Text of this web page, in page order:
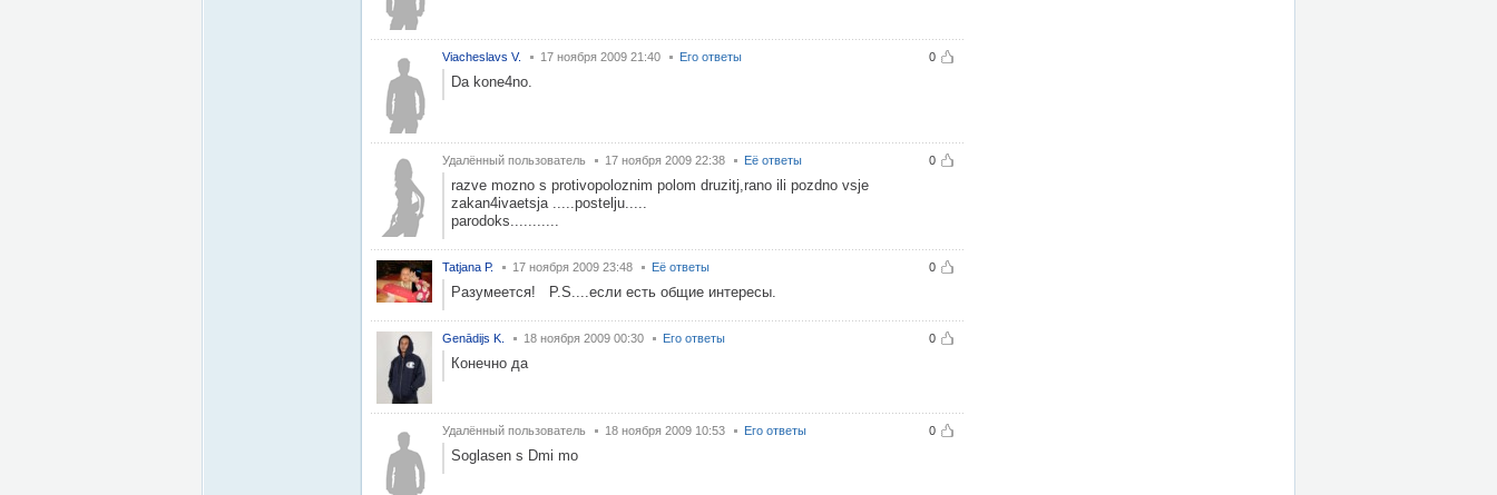
0
Viacheslavs V. 17 ноября 2009 21:40 Его ответы
Da kone4no.
0
Удалённый пользователь 17 ноября 2009 22:38 Её ответы
razve mozno s protivopoloznim polom druzitj,rano ili pozdno vsje
zakan4ivaetsja .....postelju.....
parodoks...........
0
Tatjana Р. 17 ноября 2009 23:48 Её ответы
Разумеется! P.S....если есть общие интересы.
0
Genādijs K. 18 ноября 2009 00:30 Его ответы
Конечно да
0
Удалённый пользователь 18 ноября 2009 10:53 Его ответы
Soglasen s Dmi mo